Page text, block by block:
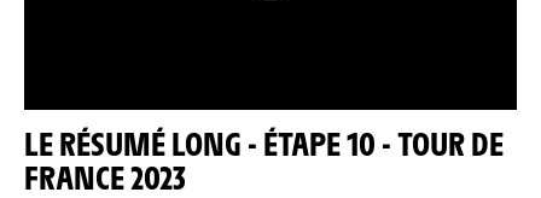
LE RÉSUMÉ LONG - ÉTAPE 10 - TOUR DE
FRANCE 2023